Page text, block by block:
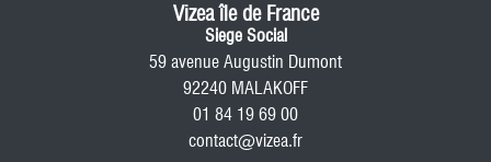
Vizea île de France
Siege Social
59 avenue Augustin Dumont
92240 MALAKOFF
01 84 19 69 00
contact@vizea.fr